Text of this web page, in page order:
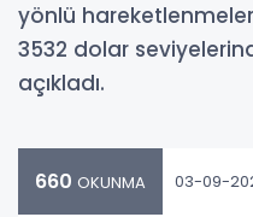
yönlü
3532 dolar
açıkladı.
660 OKUNMA 03-09-